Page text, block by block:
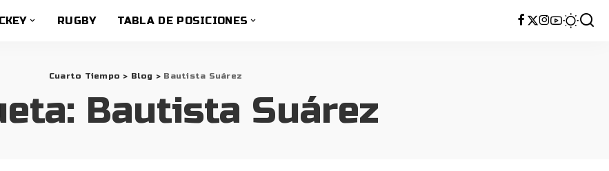
RUGBY TABLA DE POSICIONES
Cuarto Tiempo > Blog > Bautista Suárez
Bautista Suárez